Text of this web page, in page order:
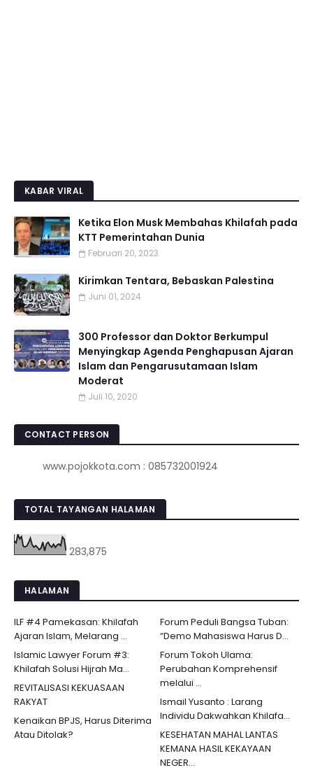
KABAR VIRAL
Ketika Elon Musk Membahas Khilafah pada
KTT Pemerintahan Dunia
Februari 20, 2023
Kirimkan Tentara, Bebaskan Palestina
Juni 01, 2024
300 Professor dan Doktor Berkumpul
Menyingkap Agenda Penghapusan Ajaran
Islam dan Pengarusutamaan Islam
Moderat
Juli 10, 2020
CONTACT PERSON
www.pojokkota.com : 085732001924
TOTAL TAYANGAN HALAMAN
283,875
HALAMAN
ILF #4 Pamekasan: Khilafah
Ajaran Islam, Melarang ...
Forum Peduli Bangsa Tuban:
“Demo Mahasiswa Harus D...
Islamic Lawyer Forum #3:
Khilafah Solusi Hijrah Ma...
Forum Tokoh Ulama:
Perubahan Komprehensif
melalui ...
REVITALISASI KEKUASAAN
RAKYAT
Ismail Yusanto : Larang
Individu Dakwahkan Khilafa...
Kenaikan BPJS, Harus Diterima
Atau Ditolak?
KESEHATAN MAHAL LANTAS
KEMANA HASIL KEKAYAAN
NEGER...